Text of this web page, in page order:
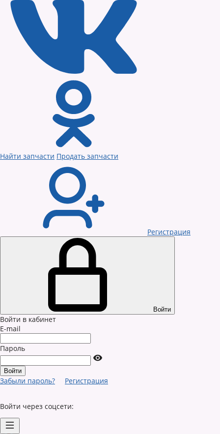
Найти запчасти Продать запчасти
Регистрация
Войти
Войти в кабинет
E-mail
Пароль
Забыли пароль? Регистрация
Войти через соцсети: